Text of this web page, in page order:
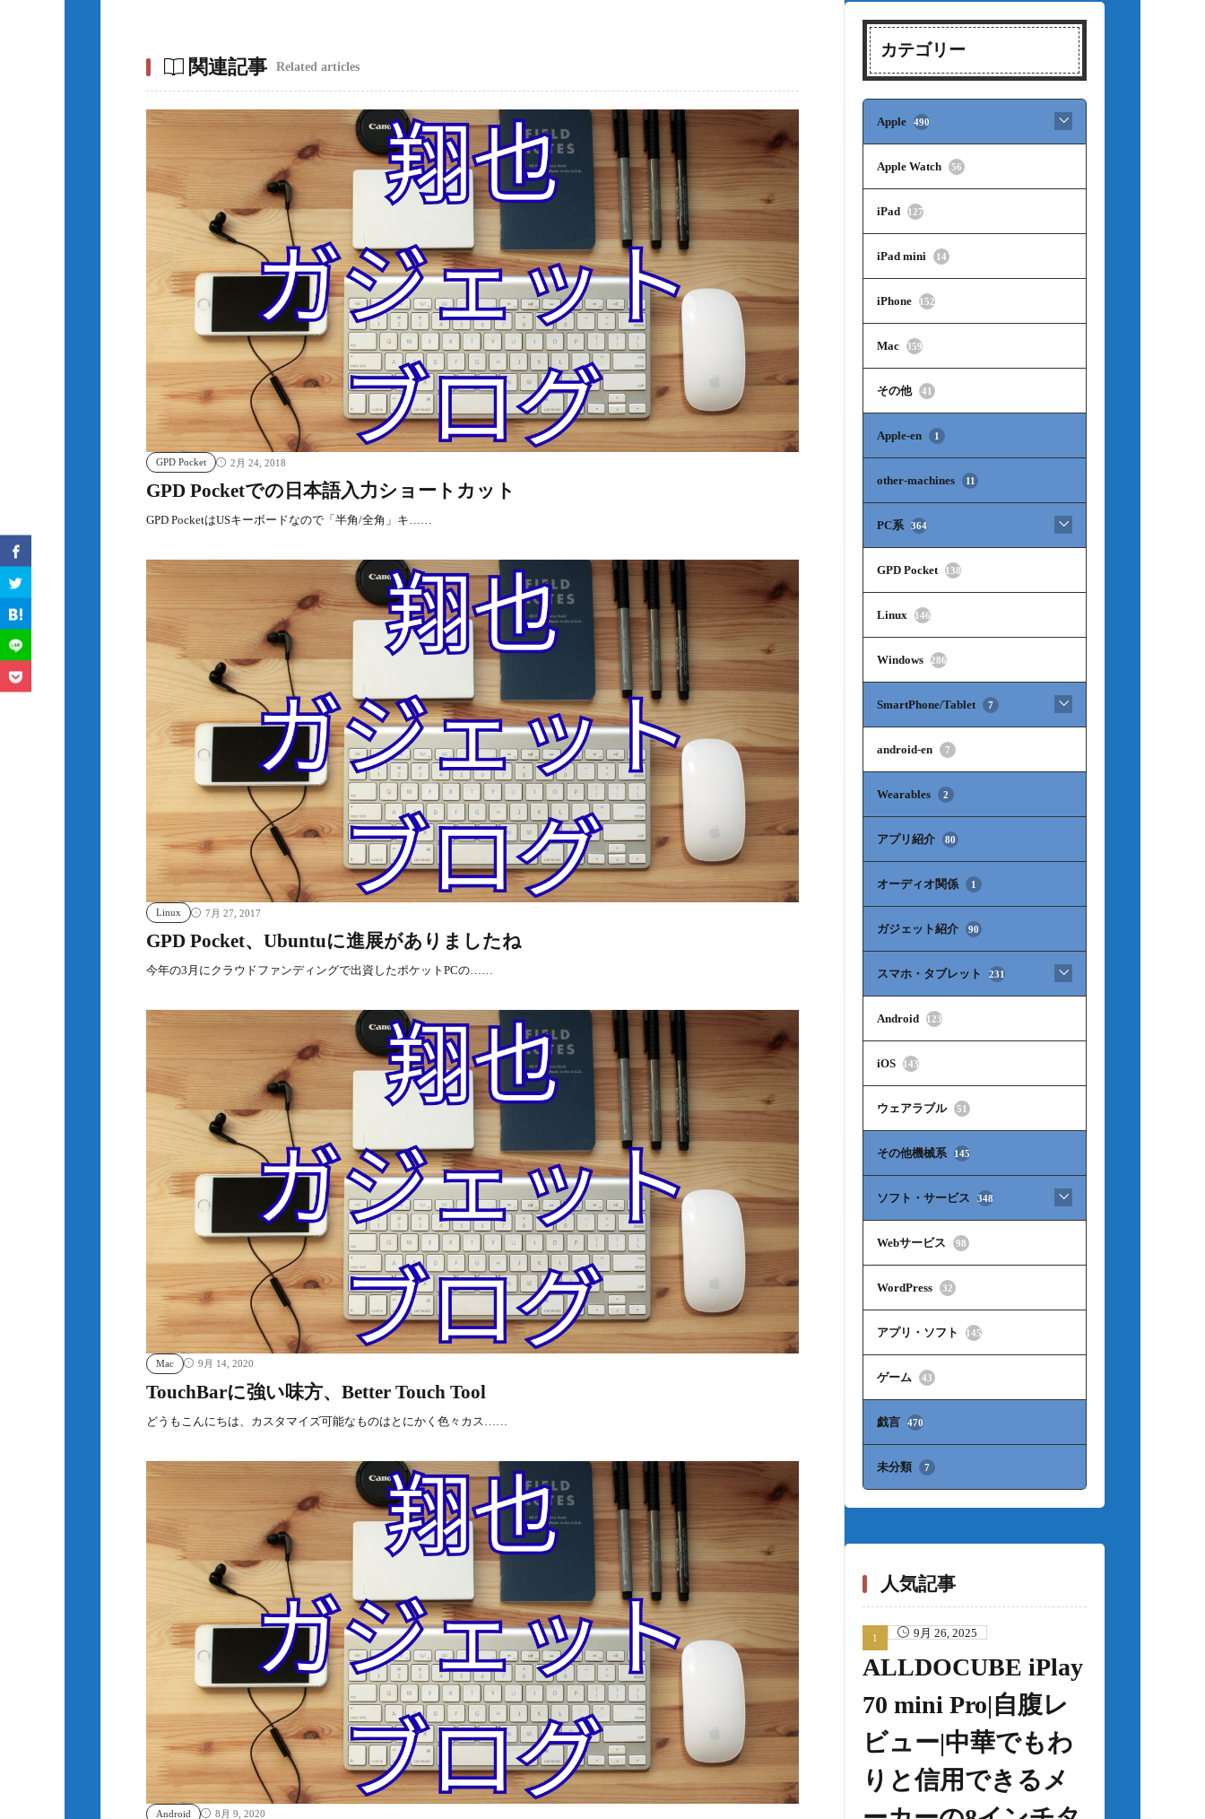
関連記事 Related articles
GPD Pocket 2月 24, 2018
GPD Pocketでの日本語入力ショートカット
GPD PocketはUSキーボードなので「半角/全角」キ……
Linux 7月 27, 2017
GPD Pocket、Ubuntuに進展がありましたね
今年の3月にクラウドファンディングで出資したポケットPCの……
Mac 9月 14, 2020
TouchBarに強い味方、Better Touch Tool
どうもこんにちは、カスタマイズ可能なものはとにかく色々カス……
Android 8月 9, 2020
カテゴリー
Apple 490
Apple Watch 56
iPad 127
iPad mini 14
iPhone 152
Mac 359
その他 41
Apple-en 1
other-machines 11
PC系 364
GPD Pocket 138
Linux 146
Windows 286
SmartPhone/Tablet 7
android-en 7
Wearables 2
アプリ紹介 80
オーディオ関係 1
ガジェット紹介 90
スマホ・タブレット 231
Android 123
iOS 143
ウェアラブル 51
その他機械系 145
ソフト・サービス 348
Webサービス 98
WordPress 32
アプリ・ソフト 145
ゲーム 43
戯言 470
未分類 7
人気記事
9月 26, 2025
ALLDOCUBE iPlay
70 mini Pro|自腹レ
ビュー|中華でもわ
りと信用できるメ